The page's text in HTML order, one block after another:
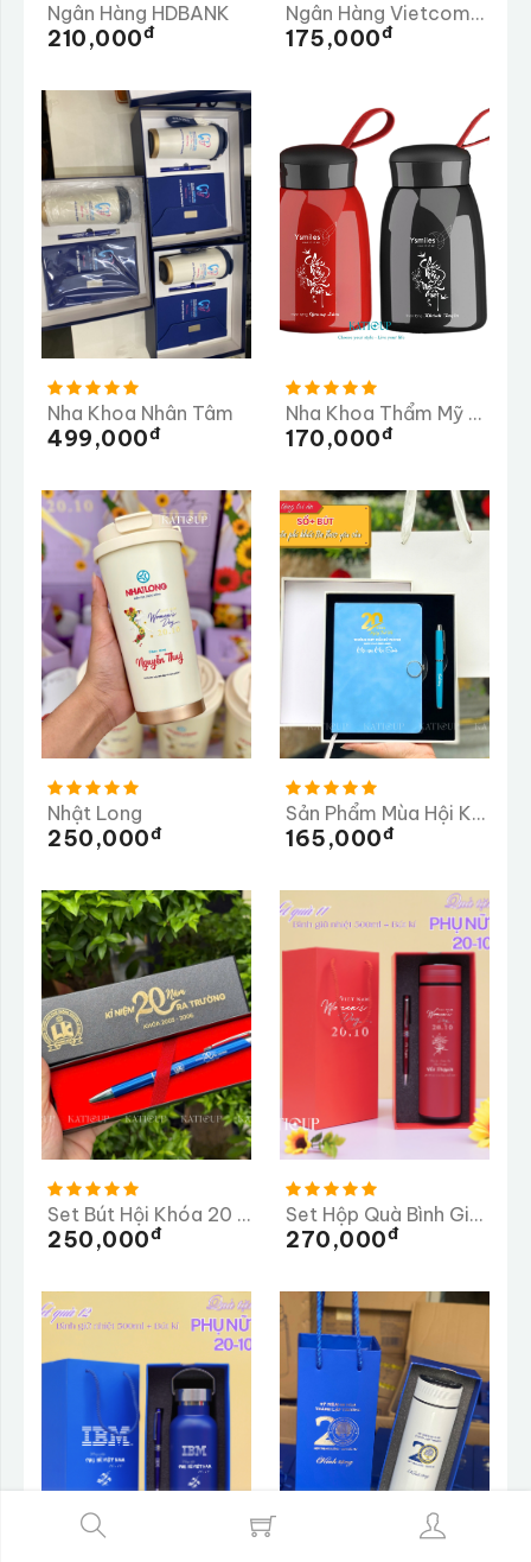
Ngân Hàng HDBANK
210,000Đ
Ngân Hàng Vietcombank
175,000Đ
Nha Khoa Nhân Tâm
499,000Đ
Nha Khoa Thẩm Mỹ Ysmiles
170,000Đ
Nhật Long
250,000Đ
Sản Phẩm Mùa Hội Khóa
165,000Đ
Set Bút Hội Khóa 20 Năm Ra Trường THPT Chuyên Lê Khiết
250,000Đ
Set Hộp Quà Bình Giữ Nhiệt 500ml + Bút Kí
270,000Đ